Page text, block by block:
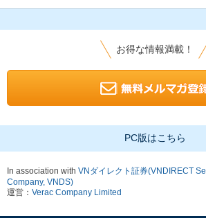
お得な情報満載！
PC版はこちら
In association with VNダイレクト証券(VNDIRECT
Company, VNDS)
運営： Verac Company Limited